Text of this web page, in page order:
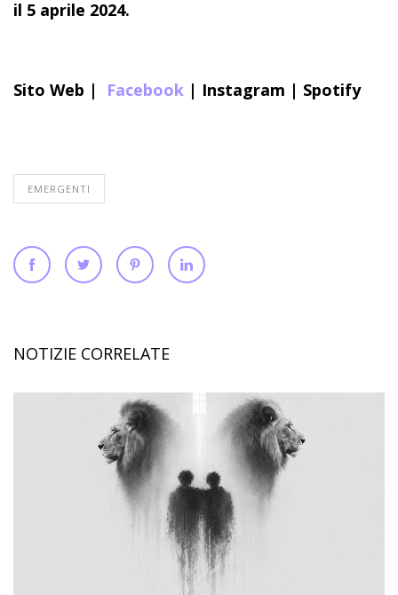
il 5 aprile 2024.
Sito Web | Facebook | Instagram | Spotify
EMERGENTI
NOTIZIE CORRELATE